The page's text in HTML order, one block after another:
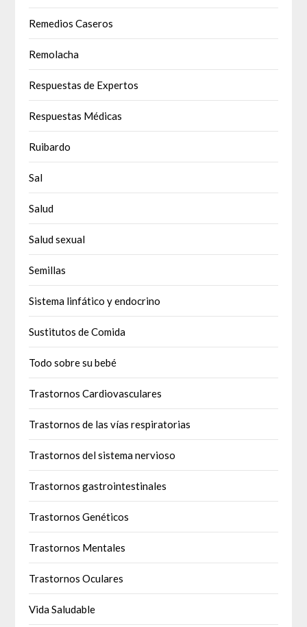
Remedios Caseros
Remolacha
Respuestas de Expertos
Respuestas Médicas
Ruibardo
Sal
Salud
Salud sexual
Semillas
Sistema linfático y endocrino
Sustitutos de Comida
Todo sobre su bebé
Trastornos Cardiovasculares
Trastornos de las vías respiratorias
Trastornos del sistema nervioso
Trastornos gastrointestinales
Trastornos Genéticos
Trastornos Mentales
Trastornos Oculares
Vida Saludable